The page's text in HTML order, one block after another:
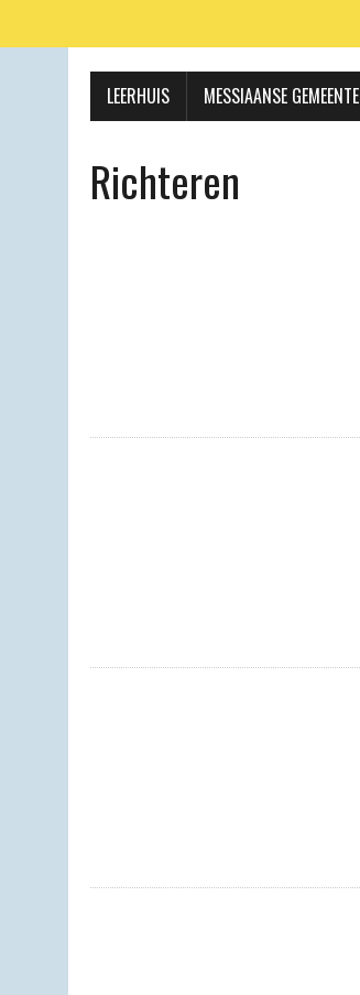
LEERHUIS MESSIAANSE GEMEENTE
Richteren